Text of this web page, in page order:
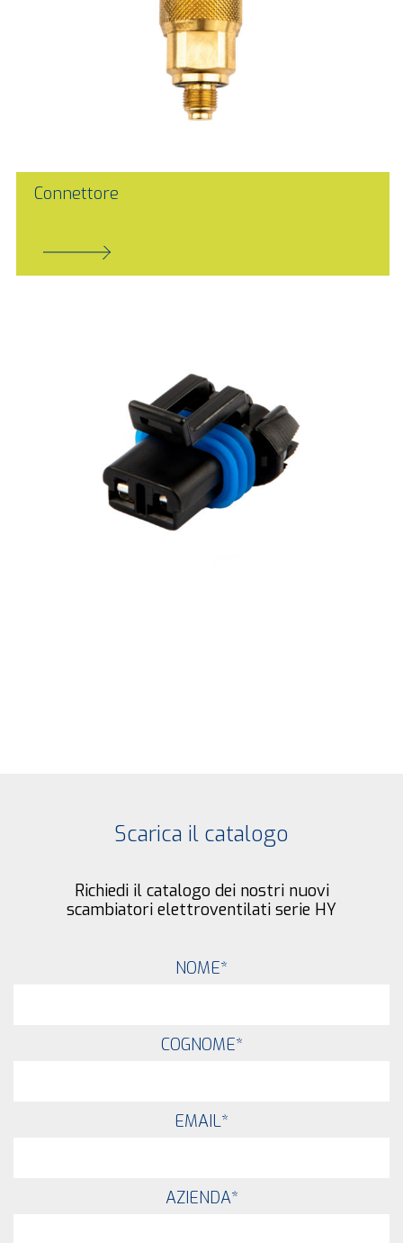
Connettore
Scarica il catalogo
Richiedi il catalogo dei nostri nuovi
scambiatori elettroventilati serie HY
NOME*
COGNOME*
EMAIL*
AZIENDA*